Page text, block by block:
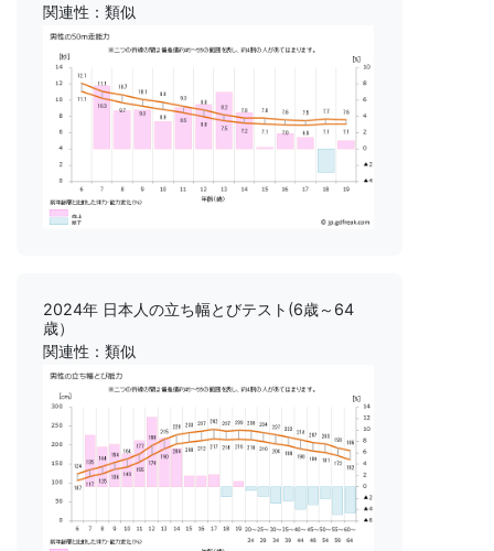
関連性：類似
2024年 日本人の立ち幅とびテスト(6歳～64
歳）
関連性：類似